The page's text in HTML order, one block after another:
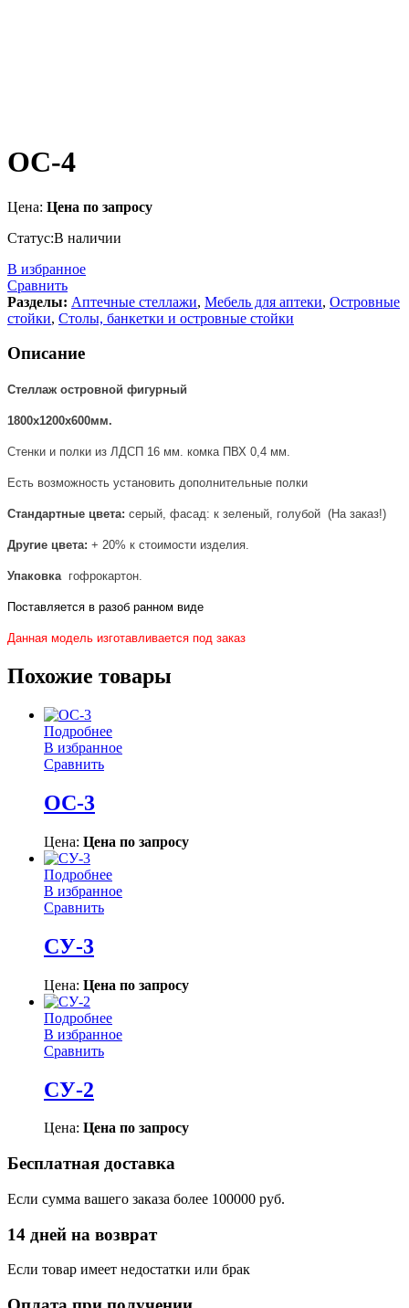
ОС-4
Цена: Цена по запросу
Статус:В наличии
В избранное
Сравнить
Разделы: Аптечные стеллажи, Мебель для аптеки, Островные
стойки, Столы, банкетки и островные стойки
Описание
Стеллаж островной фигурный
1800х1200х600мм.
Стенки и полки из ЛДСП 16 мм. комка ПВХ 0,4 мм.
Есть возможность установить дополнительные полки
Стандартные цвета: серый, фасад: к зеленый, голубой (На заказ!)
Другие цвета: + 20% к стоимости изделия.
Упаковка гофрокартон.
Поставляется в разоб ранном виде
Данная модель изготавливается под заказ
Похожие товары
Подробнее
В избранное
Сравнить
ОС-3
Цена: Цена по запросу
Подробнее
В избранное
Сравнить
СУ-3
Цена: Цена по запросу
Подробнее
В избранное
Сравнить
СУ-2
Цена: Цена по запросу
Бесплатная доставка
Если сумма вашего заказа более 100000 руб.
14 дней на возврат
Если товар имеет недостатки или брак